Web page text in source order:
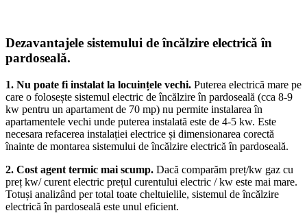
Dezavantajele sistemului de încălzire electrică în
pardoseală.
1. Nu poate fi instalat la locuințele vechi. Puterea electrică mare pe
care o folosește sistemul electric de încălzire în pardoseală (cca 8-9
kw pentru un apartament de 70 mp) nu permite instalarea în
apartamentele vechi unde puterea instalată este de 4-5 kw. Este
necesara refacerea instalației electrice și dimensionarea corectă
înainte de montarea sistemului de încălzire electrică în pardoseală.
2. Cost agent termic mai scump. Dacă comparăm preț/kw gaz cu
preț kw/ curent electric prețul curentului electric / kw este mai mare.
Totuși analizând per total toate cheltuielile, sistemul de încălzire
electrică în pardoseală este unul eficient.